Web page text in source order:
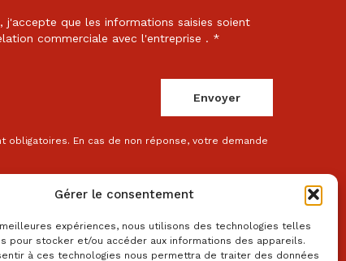
Gérer le consentement
expériences, nous utilisons des technologies telles
pour stocker et/ou accéder aux informations des appareils.
à ces technologies nous permettra de traiter des données
j'accepte que les informations saisies soient
commerciale avec l'entreprise . *
obligatoires. En cas de non réponse, votre demande